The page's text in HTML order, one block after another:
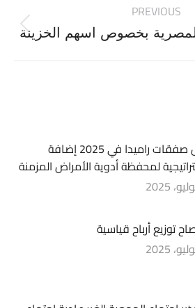
PREVIOUS
Previous
بخصوص اسهم الخزينة
أول صفقات راميدا في 2025 إضافة
لمحفظة أدوية الأمراض المزمنة
توزيع أرباح قياسية